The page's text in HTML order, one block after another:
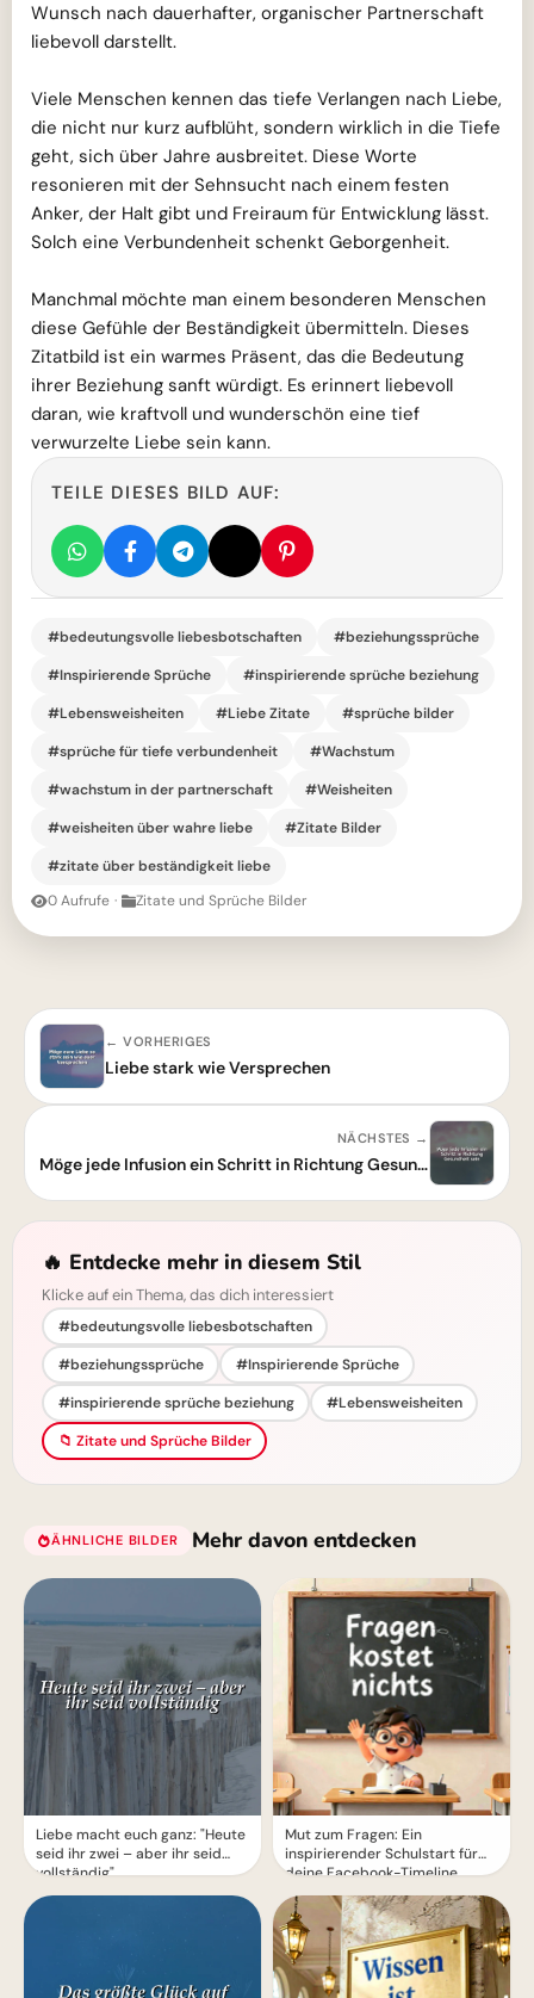
Wunsch nach dauerhafter, organischer Partnerschaft
liebevoll darstellt.
Viele Menschen kennen das tiefe Verlangen nach Liebe,
die nicht nur kurz aufblüht, sondern wirklich in die Tiefe
geht, sich über Jahre ausbreitet. Diese Worte
resonieren mit der Sehnsucht nach einem festen
Anker, der Halt gibt und Freiraum für Entwicklung lässt.
Solch eine Verbundenheit schenkt Geborgenheit.
Manchmal möchte man einem besonderen Menschen
diese Gefühle der Beständigkeit übermitteln. Dieses
Zitatbild ist ein warmes Präsent, das die Bedeutung
ihrer Beziehung sanft würdigt. Es erinnert liebevoll
daran, wie kraftvoll und wunderschön eine tief
verwurzelte Liebe sein kann.
TEILE DIESES BILD AUF:
#bedeutungsvolle liebesbotschaften
#beziehungssprüche
#Inspirierende Sprüche
#inspirierende sprüche beziehung
#Lebensweisheiten
#Liebe Zitate
#sprüche bilder
#sprüche für tiefe verbundenheit
#Wachstum
#wachstum in der partnerschaft
#Weisheiten
#weisheiten über wahre liebe
#Zitate Bilder
#zitate über beständigkeit liebe
0 Aufrufe · Zitate und Sprüche Bilder
← VORHERIGES
Liebe stark wie Versprechen
NÄCHSTES →
Möge jede Infusion ein Schritt in Richtung Gesundheit sein - Inspirierende Worte
🔥 Entdecke mehr in diesem Stil
Klicke auf ein Thema, das dich interessiert
#bedeutungsvolle liebesbotschaften
#beziehungssprüche
#Inspirierende Sprüche
#inspirierende sprüche beziehung
#Lebensweisheiten
📁 Zitate und Sprüche Bilder
ÄHNLICHE BILDER Mehr davon entdecken
Liebe macht euch ganz: "Heute
seid ihr zwei – aber ihr seid
vollständig"
Motive für Instagram!
Mut zum Fragen: Ein
inspirierender Schulstart für
deine Facebook-Timeline